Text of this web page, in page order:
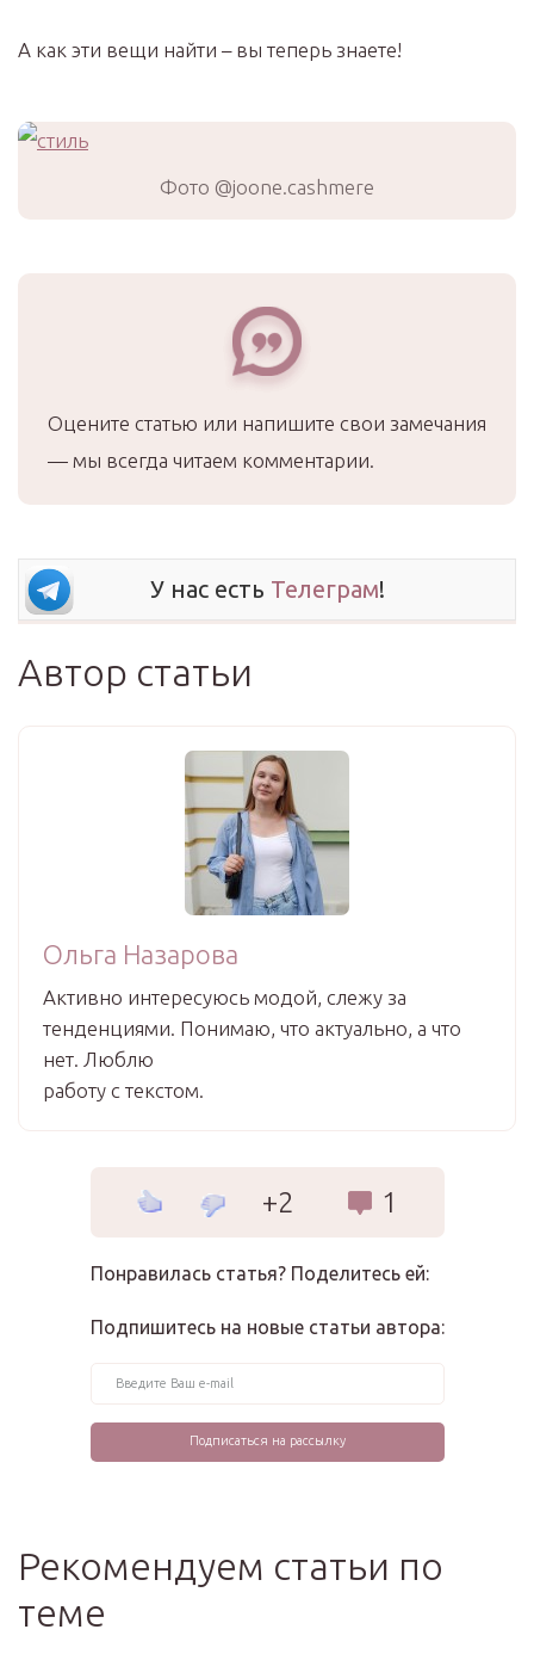
А как эти вещи найти – вы теперь знаете!
Фото @joone.cashmere
Оцените статью или напишите свои замечания
— мы всегда читаем комментарии.
У нас есть Телеграм!
Автор статьи
Ольга Назарова
Активно интересуюсь модой, слежу за
тенденциями. Понимаю, что актуально, а что
нет. Люблю
работу с текстом.
+2 1
Понравилась статья? Поделитесь ей:
Подпишитесь на новые статьи автора:
Рекомендуем статьи по
теме